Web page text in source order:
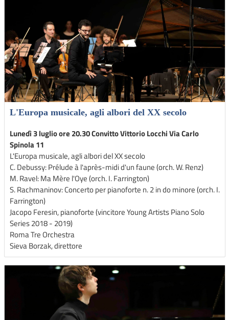
L'Europa musicale, agli albori del XX secolo
Lunedì 3 luglio ore 20.30 Convitto Vittorio Locchi Via Carlo
Spinola 11
L'Europa musicale, agli albori del XX secolo
C. Debussy: Prélude à l'après-midi d'un faune (orch. W. Renz)
M. Ravel: Ma Mère l'Oye (orch. I. Farrington)
S. Rachmaninov: Concerto per pianoforte n. 2 in do minore (orch. I.
Farrington)
Jacopo Feresin, pianoforte (vincitore Young Artists Piano Solo
Series 2018 - 2019)
Roma Tre Orchestra
Sieva Borzak, direttore